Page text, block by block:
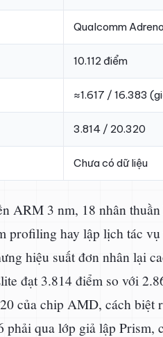
Qualcomm
10.112 điểm
≈1.617 / 16.383
3.814 / 20.320
Chưa có dữ liệu
ARM 3 nm, 18 nhân
profiling hay lập lịch tác
hiệu suất đơn nhân lại
đạt 3.814 điểm so với
của chip AMD, cách biệt
qua lớp giả lập Prism,